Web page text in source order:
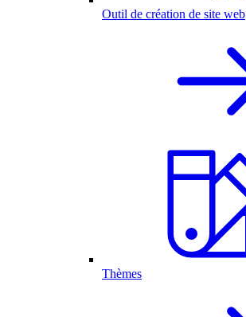
Outil de création de site web
Thèmes